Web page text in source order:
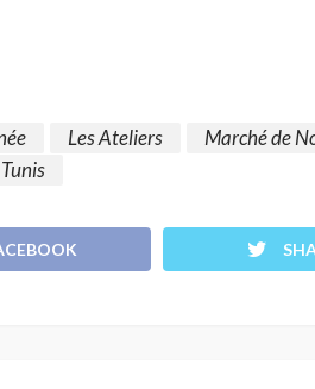
Les Ateliers
Marché de